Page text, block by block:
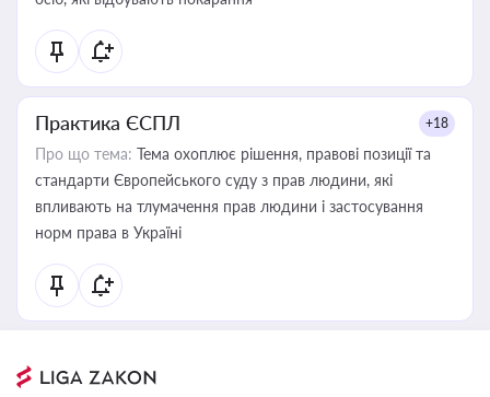
Практика ЄСПЛ +18
Про що тема: Тема охоплює рішення, правові позиції та
стандарти Європейського суду з прав людини, які
впливають на тлумачення прав людини і застосування
норм права в Україні